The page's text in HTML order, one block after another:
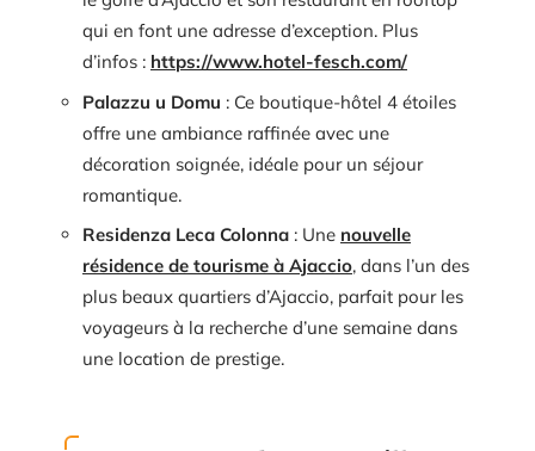
qui en font une adresse d’exception. Plus
d’infos : https://www.hotel-fesch.com/
Palazzu u Domu : Ce boutique-hôtel 4 étoiles
offre une ambiance raffinée avec une
décoration soignée, idéale pour un séjour
romantique.
Residenza Leca Colonna : Une nouvelle
résidence de tourisme à Ajaccio, dans l’un des
plus beaux quartiers d’Ajaccio, parfait pour les
voyageurs à la recherche d’une semaine dans
une location de prestige.